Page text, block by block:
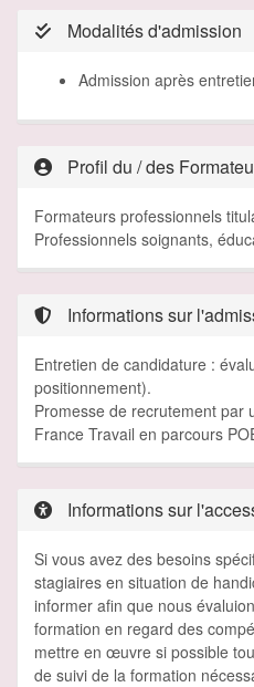
Modalités d'admission
Admission après
Profil du / des
Formateurs professionnels
Professionnels soignants,
Informations sur
Entretien de candidature :
positionnement).
Promesse de recrutement par
France Travail en parcours
Informations sur
Si vous avez des besoins
stagiaires en situation de
informer afin que nous
formation en regard des
mettre en œuvre si possible
de suivi de la formation